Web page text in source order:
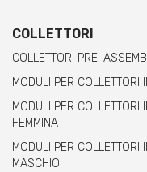
COLLETTORI
COLLETTORI PRE-
MODULI PER COLLETTORI
MODULI PER COLLETTORI
FEMMINA
MODULI PER COLLETTORI
MASCHIO